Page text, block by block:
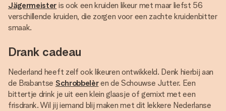
Jägermeister is ook een kruiden likeur met maar liefst 56
verschillende kruiden, die zorgen voor een zachte kruidenbitter
smaak.
Drank cadeau
Nederland heeft zelf ook likeuren ontwikkeld. Denk hierbij aan
de Brabantse Schrobbelèren de Schouwse Jutter. Een
bittertje drink je uit een klein glaasje of gemixt met een
frisdrank. Wil jij iemand blij maken met dit lekkere Nederlanse